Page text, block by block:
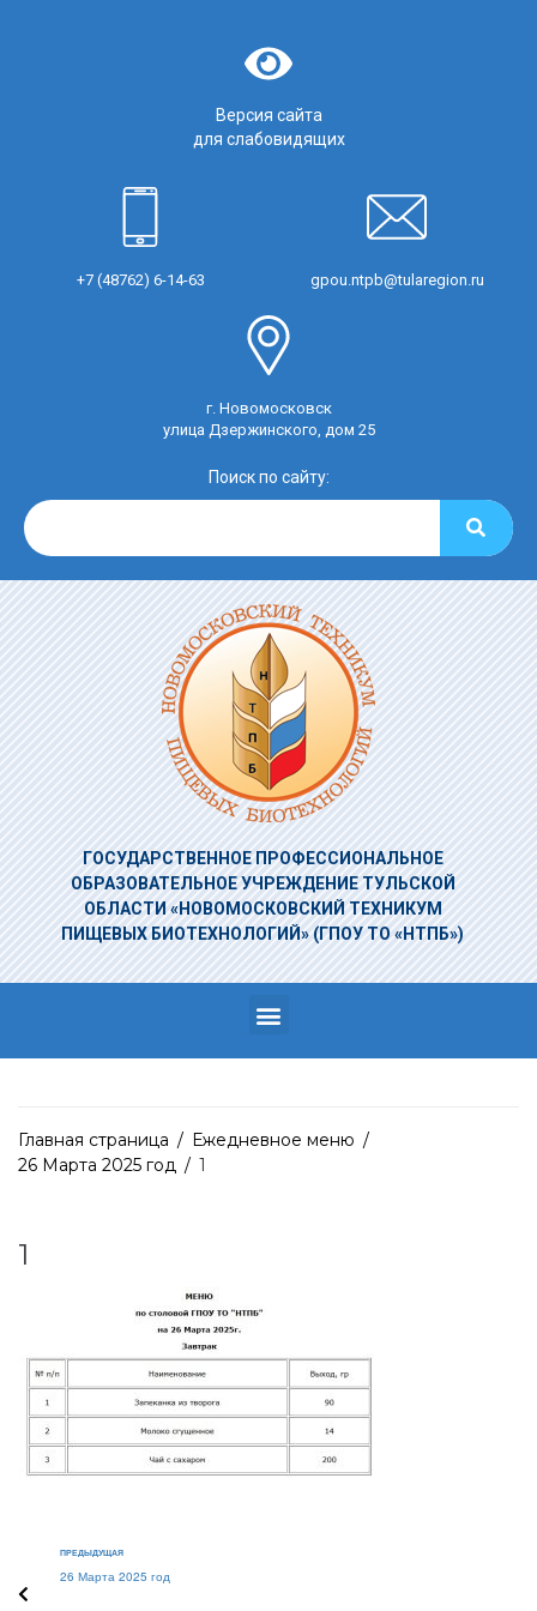
Версия сайта
для слабовидящих
+7 (48762) 6-14-63 gpou.ntpb@tularegion.ru
г. Новомосковск
улица Дзержинского, дом 25
Поиск по сайту:
ГОСУДАРСТВЕННОЕ ПРОФЕССИОНАЛЬНОЕ
ОБРАЗОВАТЕЛЬНОЕ УЧРЕЖДЕНИЕТУЛЬСКОЙ
ОБЛАСТИ «НОВОМОСКОВСКИЙ ТЕХНИКУМ
ПИЩЕВЫХ БИОТЕХНОЛОГИЙ» (ГПОУ ТО «НТПБ»)
Главная страница / Ежедневное меню /
26 Марта 2025 год / 1
1
ПРЕДЫДУЩАЯ
26 Марта 2025 год